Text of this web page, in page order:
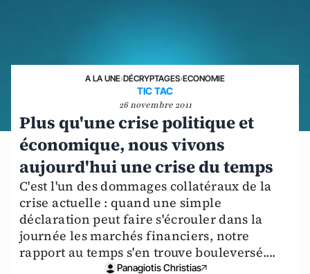
A LA UNE›DÉCRYPTAGES›ECONOMIE
TIC TAC
26 novembre 2011
Plus qu'une crise politique et
économique, nous vivons
aujourd'hui une crise du temps
C'est l'un des dommages collatéraux de la
crise actuelle : quand une simple
déclaration peut faire s'écrouler dans la
journée les marchés financiers, notre
rapport au temps s'en trouve bouleversé....
Panagiotis Christias